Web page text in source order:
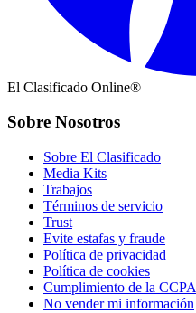
El Clasificado Online®
Sobre Nosotros
Sobre El Clasificado
Media Kits
Trabajos
Términos de servicio
Trust
Evite estafas y fraude
Política de privacidad
Política de cookies
Cumplimiento de la CCPA
No vender mi información